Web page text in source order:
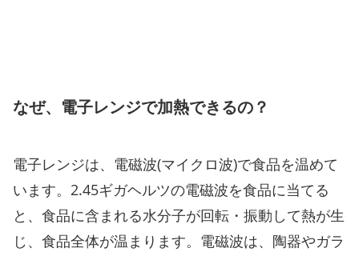
なぜ、電子レンジで加熱できるの？
電子レンジは、電磁波(マイクロ波)で食品を温めて
います。2.45ギガヘルツの電磁波を食品に当てる
と、食品に含まれる水分子が回転・振動して熱が生
じ、食品全体が温まります。電磁波は、陶器やガラ